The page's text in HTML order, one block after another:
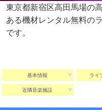
東京都新宿区高田馬場の
ある機材レンタル無料の
です。
基本情報 ライ
近隣音楽施設